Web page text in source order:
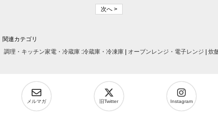
次へ >
関連カテゴリ
調理・キッチン家電・冷蔵庫 :冷蔵庫・冷凍庫 オーブンレンジ・電子レンジ 炊
メルマガ 旧Twitter Instagram